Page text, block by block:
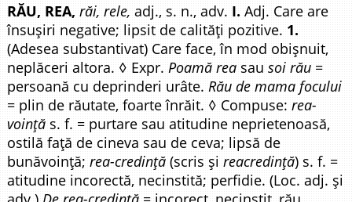
RĂU, REA, răi, rele, adj., s. n., adv. I. Adj. Care are
însușiri negative; lipsit de calități pozitive. 1.
(Adesea substantivat) Care face, în mod obișnuit,
neplăceri altora. ◊ Expr. Poamă rea sausoi rău =
persoană cu deprinderi urâte. Rău de mama focului
= plin de răutate, foarte înrăit. ◊ Compuse:rea-
voință s. f. = purtare sau atitudine neprietenoasă,
ostilă față de cineva sau de ceva; lipsă de
bunăvoință;rea-credință (scris șireacredință) s. f. =
atitudine incorectă, necinstită; perfidie. (Loc. adj. și